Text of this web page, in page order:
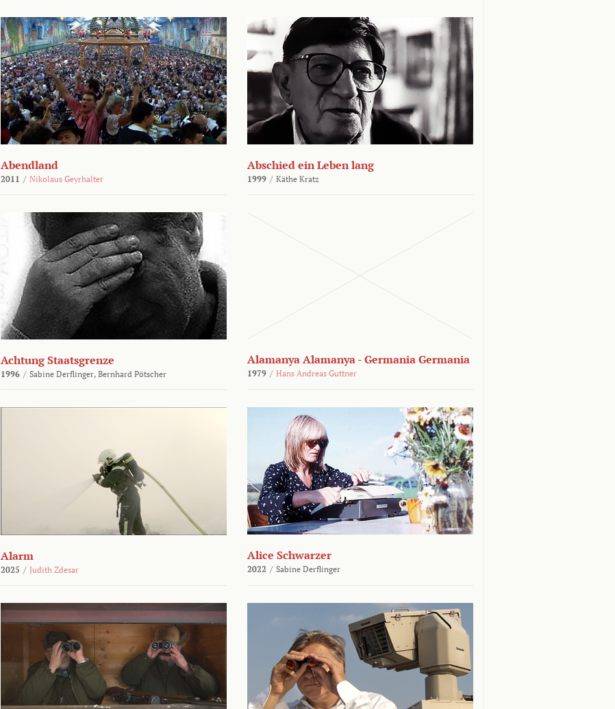
Abendland
2011 / Nikolaus Geyrhalter
Abschied ein Leben lang
1999 / Käthe Kratz
Achtung Staatsgrenze
1996 / Sabine Derflinger, Bernhard Pötscher
Alamanya Alamanya - Germania Germania
1979 / Hans Andreas Guttner
Alarm
2025 / Judith Zdesar
Alice Schwarzer
2022 / Sabine Derflinger